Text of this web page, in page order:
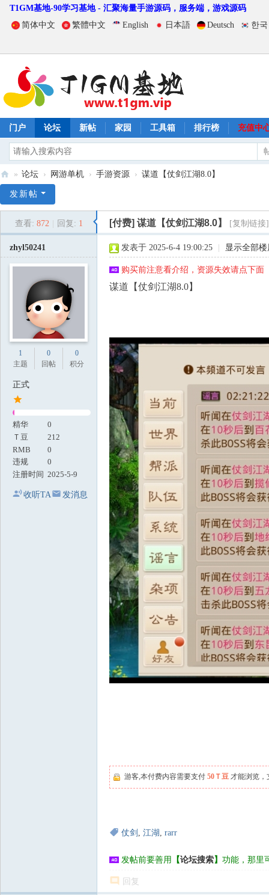
T1GM基地-90学习基地 - 汇聚海量手游源码，服务端，游戏源码
简体中文
繁體中文 English 日本語 Deutsch 한
门户 论坛 新帖 家园 工具箱 排行榜 充值中
1
» 论坛 › 网游单机 › 手游资源 › 谋道【仗剑江湖8.0】
发新帖
查看: 872 回复: 1 [付费] 谋道【仗剑江湖8.0】 [复制链接]
zhyl50241
1
主题
0
回帖
0
积分
正式
精华
0
Ｔ豆
212
RMB
0
违规
0
注册时间 2025-5-9
收听TA 发消息
发表于 2025-6-4 19:00:25 显示全部楼
购买前注意看介绍，资源失效请点下
谋道【仗剑江湖8.0】
游客,本付费内容需要支付 50Ｔ豆 才能浏览，
仗剑 , 江湖 , rarr
发帖前要善用 【论坛搜索】 功能，那里
回复